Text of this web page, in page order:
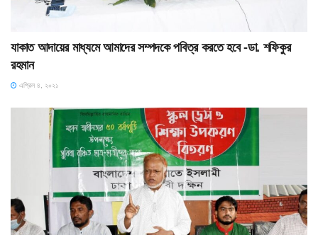
যাকাত আদায়ের মাধ্যমে আমাদের সম্পদকে পবিত্র করতে হবে -ডা. শফিকুর
রহমান
এপ্রিল ৪, ২০২১